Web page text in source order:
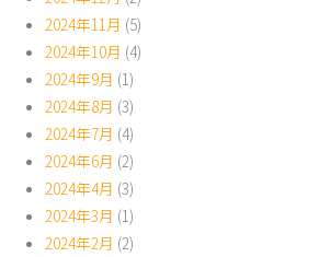
2024年11月 (5)
2024年10月 (4)
2024年9月 (1)
2024年8月 (3)
2024年7月 (4)
2024年6月 (2)
2024年4月 (3)
2024年3月 (1)
2024年2月 (2)